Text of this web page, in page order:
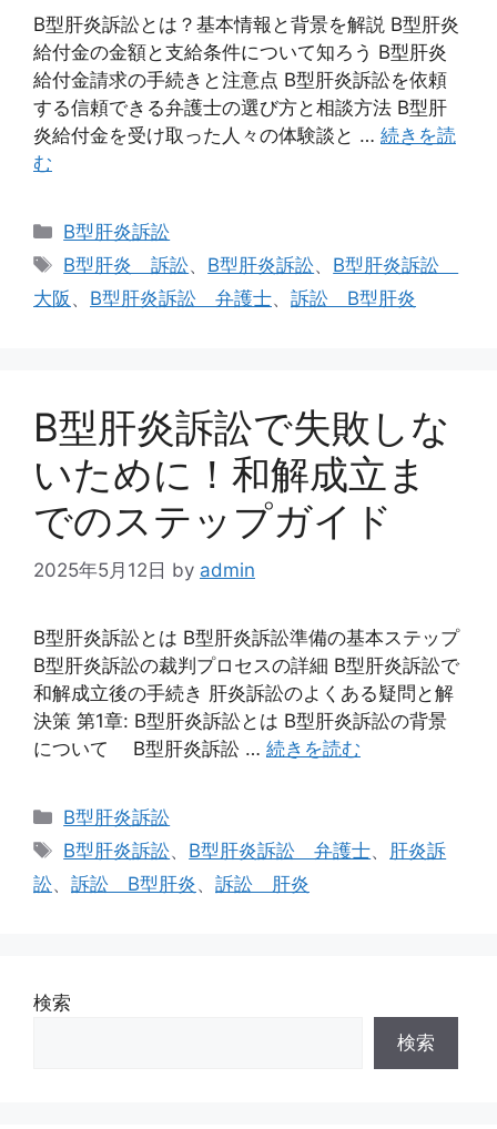
B型肝炎訴訟とは？基本情報と背景を解説 B型肝炎
給付金の金額と支給条件について知ろう B型肝炎
給付金請求の手続きと注意点 B型肝炎訴訟を依頼
する信頼できる弁護士の選び方と相談方法 B型肝
炎給付金を受け取った人々の体験談と … 続きを読
む
カ
テ
リ
B型肝炎訴訟
タ
グ
B型肝炎 訴訟、 B型肝炎訴訟、 B型肝炎訴訟
大阪 、 B型肝炎訴訟 弁護士、 訴訟 B型肝炎
B型肝炎訴訟で失敗しな
いために！和解成立ま
でのステップガイド
2025年5月12日 by admin
B型肝炎訴訟とは B型肝炎訴訟準備の基本ステップ
B型肝炎訴訟の裁判プロセスの詳細 B型肝炎訴訟で
和解成立後の手続き 肝炎訴訟のよくある疑問と解
決策 第1章: B型肝炎訴訟とは B型肝炎訴訟の背景
について B型肝炎訴訟 … 続きを読む
カ
テ
リ
B型肝炎訴訟
タ
グ
B型肝炎訴訟、 B型肝炎訴訟 弁護士、 肝炎訴
訟、 訴訟 B型肝炎、 訴訟 肝炎
検索
検索